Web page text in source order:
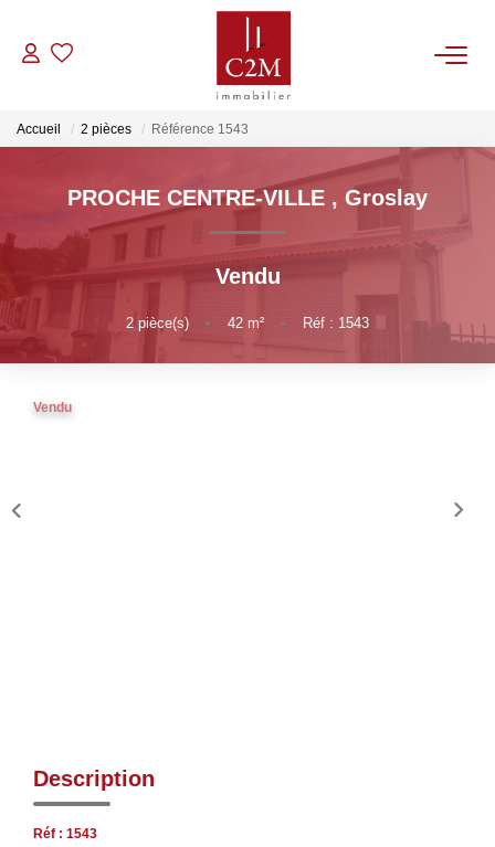
CONTACT
ESTIMATION
Accueil 2 pièces Référence 1543
PROCHE CENTRE-VILLE , Groslay
Vendu
2 pièce(s) • 42 m² • Réf : 1543
Vendu
Description
Réf : 1543